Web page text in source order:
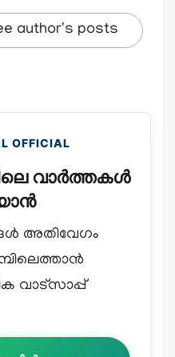
author's posts
OFFICIAL
വാർത്തകൾ
അതിവേഗം
വാട്സാപ്പ്